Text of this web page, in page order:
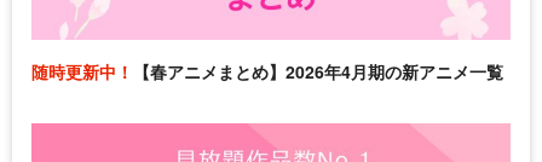
随時更新中！ 【春アニメまとめ】2026年4月期の新アニメ一覧